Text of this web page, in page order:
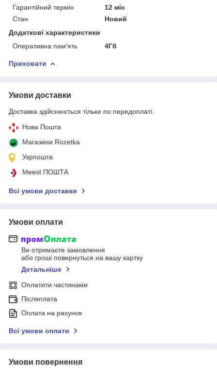
Гарантійний термін
12 міс
Стан
Новий
Додаткові характеристики
Оперативна пам'ять
4Гб
Приховати
Умови доставки
Доставка здійснюється тільки по передоплаті.
Нова Пошта
Магазини Rozetka
Укрпошта
Meest ПОШТА
Всі умови доставки
Умови оплати
Ви отримаєте замовлення
або гроші повернуться на вашу картку
Детальніше
Оплатити частинами
Післяплата
Оплата на рахунок
Всі умови оплати
Умови повернення